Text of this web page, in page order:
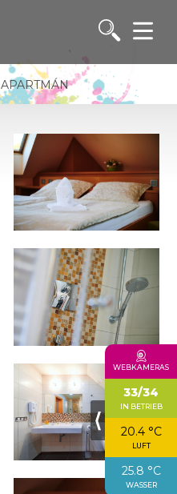
⟨
WEBKAMERAS
33/34
IN BETRIEB
20.4 °C
LUFT
25.8 °C
WASSER
APARTMÁN